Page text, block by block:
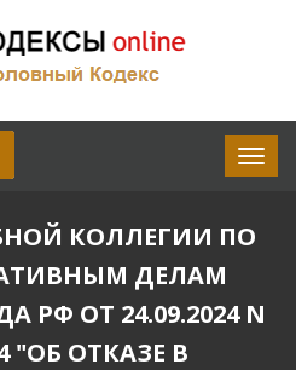
КОЛЛЕГИИ ПО
ДЕЛАМ
РФ ОТ 24.09.2024 N
"ОБ ОТКАЗЕ В